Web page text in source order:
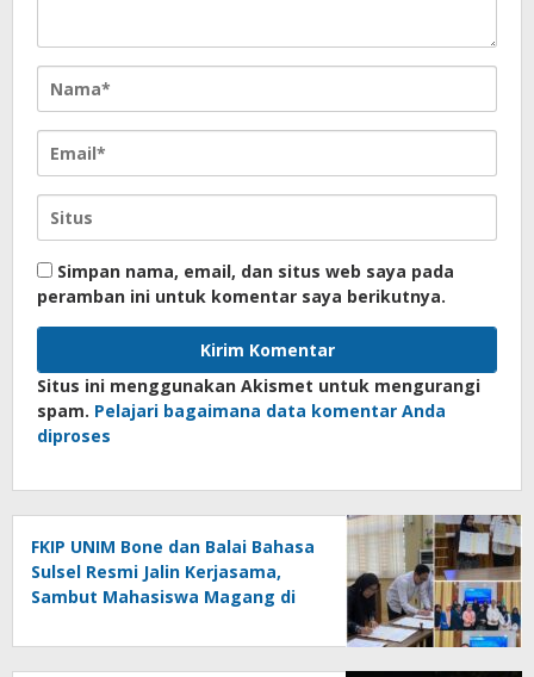
Simpan nama, email, dan situs web saya pada
peramban ini untuk komentar saya berikutnya.
Situs ini menggunakan Akismet untuk mengurangi
spam. Pelajari bagaimana data komentar Anda
diproses
FKIP UNIM Bone dan Balai Bahasa
Sulsel Resmi Jalin Kerjasama,
Sambut Mahasiswa Magang di